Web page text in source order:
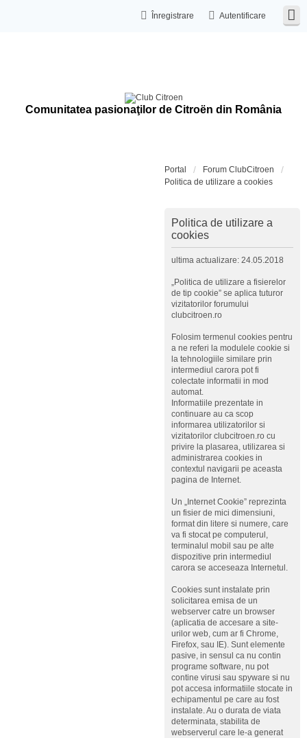
Autentificare
Înregistrare
Comunitatea pasionaţilor de Citroën din România
Portal
Forum ClubCitroen
Politica de utilizare a cookies
Politica de utilizare a
cookies
ultima actualizare: 24.05.2018
„Politica de utilizare a fisierelor
de tip cookie” se aplica tuturor
vizitatorilor forumului
clubcitroen.ro
Folosim termenul cookies pentru
a ne referi la modulele cookie si
la tehnologiile similare prin
intermediul carora pot fi
colectate informatii in mod
automat.
Informatiile prezentate in
continuare au ca scop
informarea utilizatorilor si
vizitatorilor clubcitroen.ro cu
privire la plasarea, utilizarea si
administrarea cookies in
contextul navigarii pe aceasta
pagina de Internet.
Un „Internet Cookie” reprezinta
un fisier de mici dimensiuni,
format din litere si numere, care
va fi stocat pe computerul,
terminalul mobil sau pe alte
dispozitive prin intermediul
carora se acceseaza Internetul.
Cookies sunt instalate prin
solicitarea emisa de un
webserver catre un browser
(aplicatia de accesare a site-
urilor web, cum ar fi Chrome,
Firefox, sau IE). Sunt elemente
pasive, in sensul ca nu contin
programe software, nu pot
contine virusi sau spyware si nu
pot accesa informatiile stocate in
echipamentul pe care au fost
instalate. Au o durata de viata
determinata, stabilita de
webserverul care le-a generat